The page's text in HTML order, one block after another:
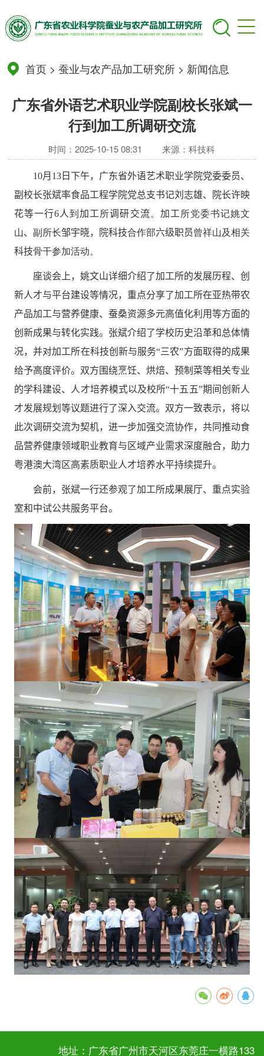
首页 >蚕业与农产品加工研究所 > 新闻信息
广东省外语艺术职业学院副校长张斌一
行到加工所调研交流
时间：2025-10-15 08:31 来源：科技科
10月 13 日下午，广东省外语艺术职业学院党委委员、
副校长张斌率食品工程学院党总支书记刘志雄、
院长许映
花等一行6人到加工 所调研交流。 加工 所党委书记姚文
山、 副所长邹宇晓，院科技合作部六级职员曾祥山及相关
科技骨干参加活动。
座谈会上，姚文山详细介绍了加工所的发展历程、创
新人才与平台建设等情况，重点分享了加工所在亚热带农
产品加工与营养健康、蚕桑资源多元高值化利用等方面的
创新成果与转化实践。张斌介绍了学校历史沿革和总体情
况，并对加工所在科技创新与服务“三农”方面取得的成果
给予高度评价。 双方围绕烹饪、烘焙、预制菜等相关专业
的学科建设、人才培养模式以及校所“十五五”期间创新人
才发展规划等议题进行了深入交流。双方一致表示，将以
此次调研交流为契机，进一步加强交流协作，共同推动食
品营养健康领域职业教育与区域产业需求深度融合，助力
粤港澳大湾区高素质职业人才培养水平持续提升。
会前，张斌一行还参观了加工所成果展厅、重点实验
室和中试公共服务平台。
地址：广东省广州市天河区东莞庄一横路133